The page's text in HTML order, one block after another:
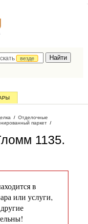
везде
/ Отделочные
паркет /
1135.
в
или услуги,